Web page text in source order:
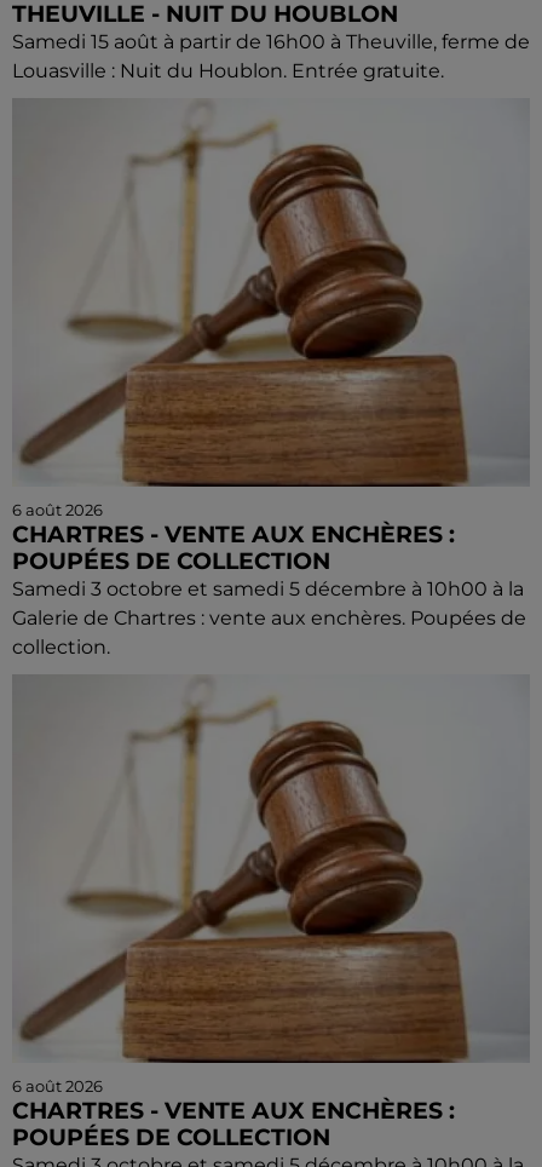
THEUVILLE - NUIT DU HOUBLON
Samedi 15 août à partir de 16h00 à Theuville, ferme de
Louasville : Nuit du Houblon. Entrée gratuite.
6 août 2026
CHARTRES - VENTE AUX ENCHÈRES :
POUPÉES DE COLLECTION
Samedi 3 octobre et samedi 5 décembre à 10h00 à la
Galerie de Chartres : vente aux enchères. Poupées de
collection.
6 août 2026
CHARTRES - VENTE AUX ENCHÈRES :
POUPÉES DE COLLECTION